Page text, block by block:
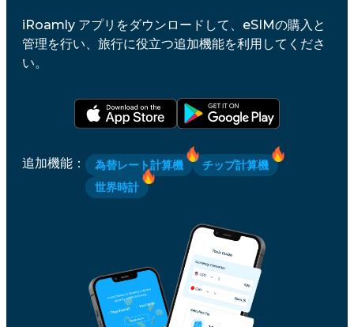
iRoamly アプリをダウンロードして、eSIMの購入と
管理を行い、旅行に役立つ追加機能を利用してくださ
い。
追加機能 ： 為替レート計算機
チップ計算機
世界時計